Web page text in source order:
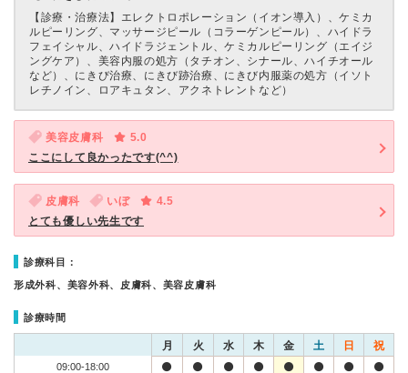
【診療・治療法】 エレクトロポレーション（イオン導入）、ケミカ
ルピーリング、マッサージピール（コラーゲンピール）、ハイドラ
フェイシャル、ハイドラジェントル、ケミカルピーリング（エイジ
ングケア）、美容内服の処方（タチオン、シナール、ハイチオール
など）、にきび治療、にきび跡治療、にきび内服薬の処方（イソト
レチノイン、ロアキュタン、アクネトレントなど）
美容皮膚科
5.0
ここにして良かったです(^^)
皮膚科 いぼ
4.5
とても優しい先生です
診療科目：
形成外科、美容外科、皮膚科、美容皮膚科
診療時間
月 火 水 木 金 土 日 祝
09:00-18:00